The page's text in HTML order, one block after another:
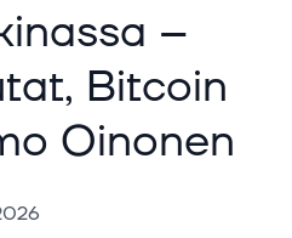
–
Bitcoin
Oinonen